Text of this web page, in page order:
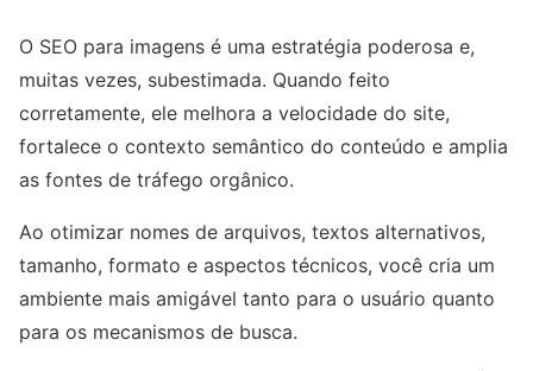
O SEO para imagens é uma estratégia poderosa e,
muitas vezes, subestimada. Quando feito
corretamente, ele melhora a velocidade do site,
fortalece o contexto semântico do conteúdo e amplia
as fontes de tráfego orgânico.
Ao otimizar nomes de arquivos, textos alternativos,
tamanho, formato e aspectos técnicos, você cria um
ambiente mais amigável tanto para o usuário quanto
para os mecanismos de busca.